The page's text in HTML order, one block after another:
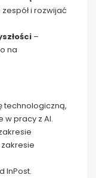
i rozwijać
–
na
technologiczną,
pracy z AI.
InPost.